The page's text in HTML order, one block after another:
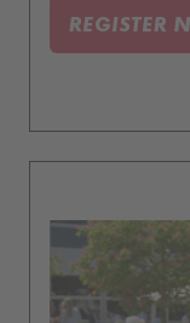
REGISTER